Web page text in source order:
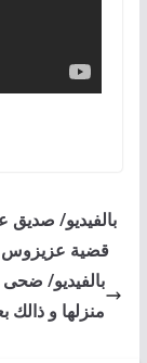
بالفيديو/
قضية عزيزوس
بالفيديو/
منزلها و